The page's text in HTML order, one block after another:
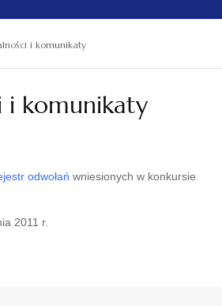
i komunikaty
i komunikaty
odwołań wniesionych w konkursie
2011 r.